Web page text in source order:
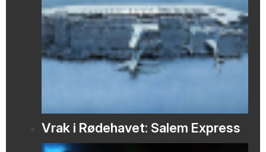
Vrak i Rødehavet: Salem Express